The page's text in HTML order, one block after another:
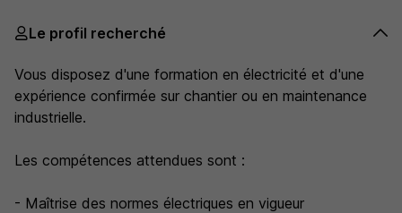
Le profil recherché
Vous disposez d'une formation en électricité et d'une
expérience confirmée sur chantier ou en maintenance
industrielle.
Les compétences attendues sont :
- Maîtrise des normes électriques en vigueur